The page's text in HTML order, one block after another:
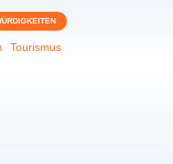
Tourismus